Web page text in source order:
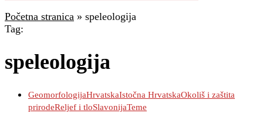
Početna stranica » speleologija
Tag:
speleologija
GeomorfologijaHrvatskaIstočna HrvatskaOkoliš i zaštita
prirodeReljef i tloSlavonijaTeme